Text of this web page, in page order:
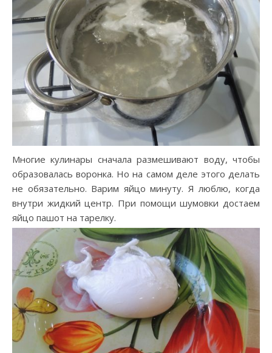
Многие кулинары сначала размешивают воду, чтобы
образовалась воронка. Но на самом деле этого делать
не обязательно. Варим яйцо минуту. Я люблю, когда
внутри жидкий центр. При помощи шумовки достаем
яйцо пашот на тарелку.